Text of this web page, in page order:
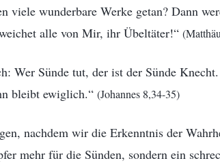
viele wunderbare Werke getan? Dann
alle von Mir, ihr Übeltäter!“
Wer Sünde tut, der ist der Sünde
bleibt ewiglich.“ (Johannes 8,34-35)
nachdem wir die Erkenntnis der
mehr für die Sünden, sondern ein